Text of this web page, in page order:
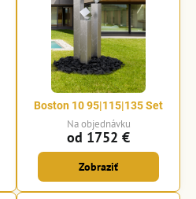
Boston 10 95|115|135 Set
Na objednávku
od 1752 €
Zobraziť